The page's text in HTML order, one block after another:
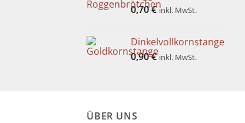
0,70€ inkl. MwSt.
Dinkelvollkornstange
0,90€ inkl. MwSt.
ÜBER UNS